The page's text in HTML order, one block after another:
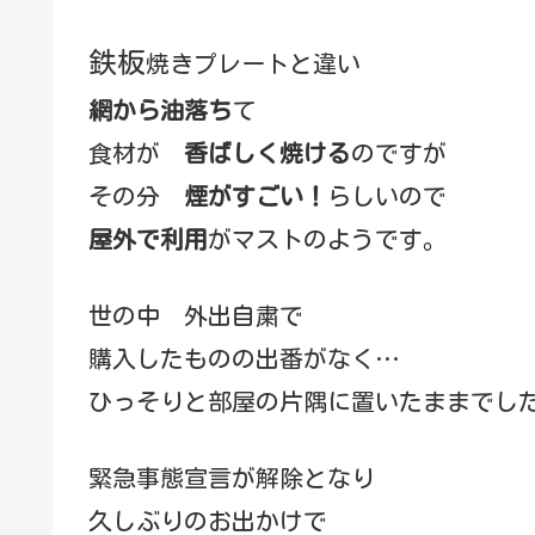
鉄板焼きプレートと違い
網から油落ちて
食材が 香ばしく焼けるのですが
その分 煙がすごい！ らしいので
屋外で利用がマストのようです。
世の中 外出自粛で
購入したものの出番がなく…
ひっそりと部屋の片隅に置いたままでし
緊急事態宣言が解除となり
久しぶりのお出かけで